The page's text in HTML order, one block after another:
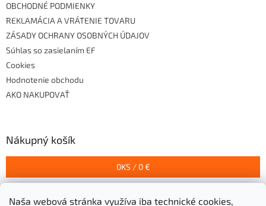
Naša webová stránka využíva iba technické cookies,
OBCHODNÉ PODMIENKY
REKLAMÁCIA A VRÁTENIE TOVARU
ZÁSADY OCHRANY OSOBNÝCH ÚDAJOV
Súhlas so zasielaním EF
Cookies
Hodnotenie obchodu
AKO NAKUPOVAŤ
Nákupný košík
0KS / 0 €